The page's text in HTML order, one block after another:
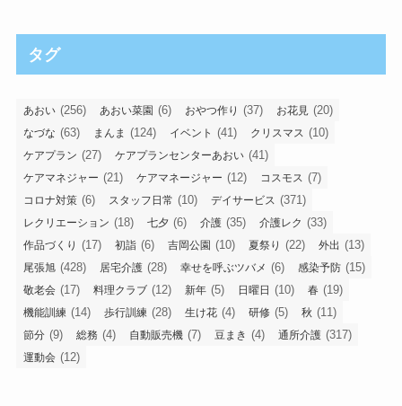
タグ
あおい (256) あおい菜園 (6) おやつ作り (37) お花見 (20)
なづな (63) まんま (124) イベント (41) クリスマス (10)
ケアプラン (27) ケアプランセンターあおい (41)
ケアマネジャー (21) ケアマネージャー (12) コスモス (7)
コロナ対策 (6) スタッフ日常 (10) デイサービス (371)
レクリエーション (18) 七夕 (6) 介護 (35) 介護レク (33)
作品づくり (17) 初詣 (6) 吉岡公園 (10) 夏祭り (22) 外出 (13)
尾張旭 (428) 居宅介護 (28) 幸せを呼ぶツバメ (6) 感染予防 (15)
敬老会 (17) 料理クラブ (12) 新年 (5) 日曜日 (10) 春 (19)
機能訓練 (14) 歩行訓練 (28) 生け花 (4) 研修 (5) 秋 (11)
節分 (9) 総務 (4) 自動販売機 (7) 豆まき (4) 通所介護 (317)
運動会 (12)